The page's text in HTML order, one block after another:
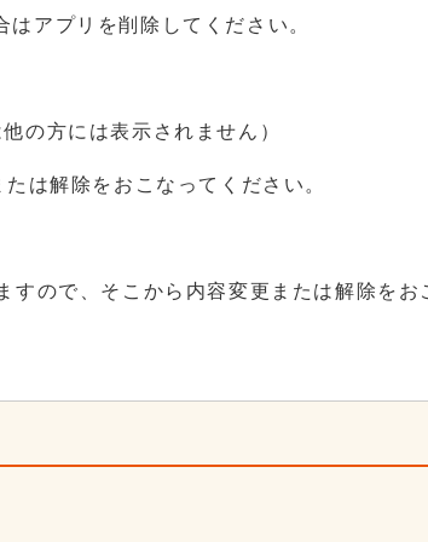
アプリを削除してください。
の方には表示されません）
は解除をおこなってください。
ので、そこから内容変更または解除をお